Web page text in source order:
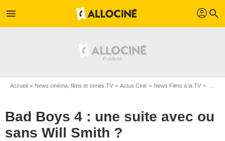
menu profil search
Accueil News cinéma, films et séries TV Actus Ciné News Films à la TV
Bad Boys 4 : une suite avec ou
sans Will Smith ?